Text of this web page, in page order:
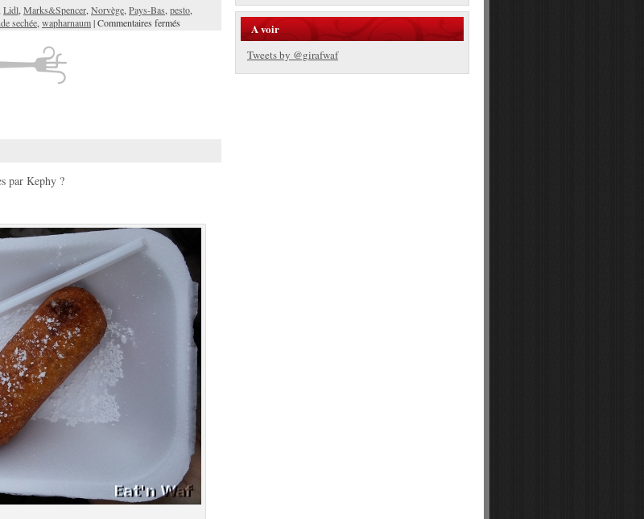
Lidl Marks&Spencer Norvège Pays-Bas pesto
sechée wapharnaum|Commentaires fermés
par Kephy ?
A voir
Tweets by @girafwaf